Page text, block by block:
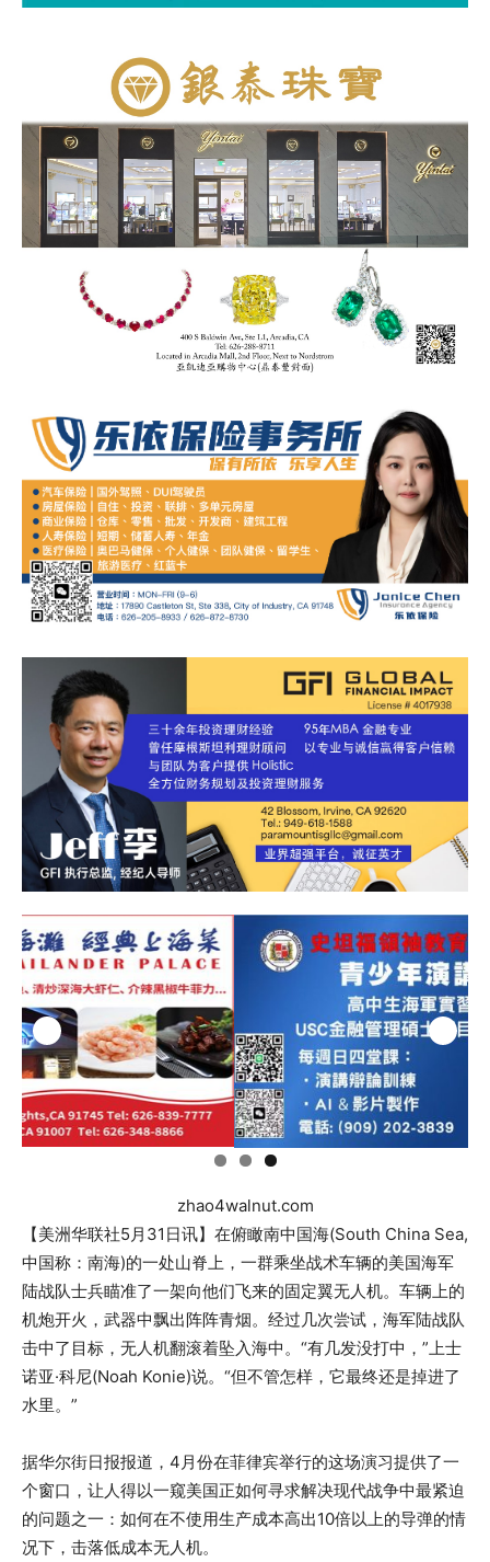
zhao4walnut.com
【美洲华联社5月31日讯】在俯瞰南中国海(South China Sea,
中国称：南海)的一处山脊上，一群乘坐战术车辆的美国海军
陆战队士兵瞄准了一架向他们飞来的固定翼无人机。 车辆上的
机炮开火，武器中飘出阵阵青烟。经过几次尝试，海军陆战队
击中了目标，无人机翻滚着坠入海中。“有几发没打中，”上士
诺亚·科尼(Noah Konie)说。“但不管怎样，它最终还是掉进了
水里。”
据华尔街日报报道，4月份在菲律宾举行的这场演习提供了一
个窗口，让人得以一窥美国正如何寻求解决现代战争中最紧迫
的问题之一：如何在不使用生产成本高出10倍以上的导弹的情
况下，击落低成本无人机。